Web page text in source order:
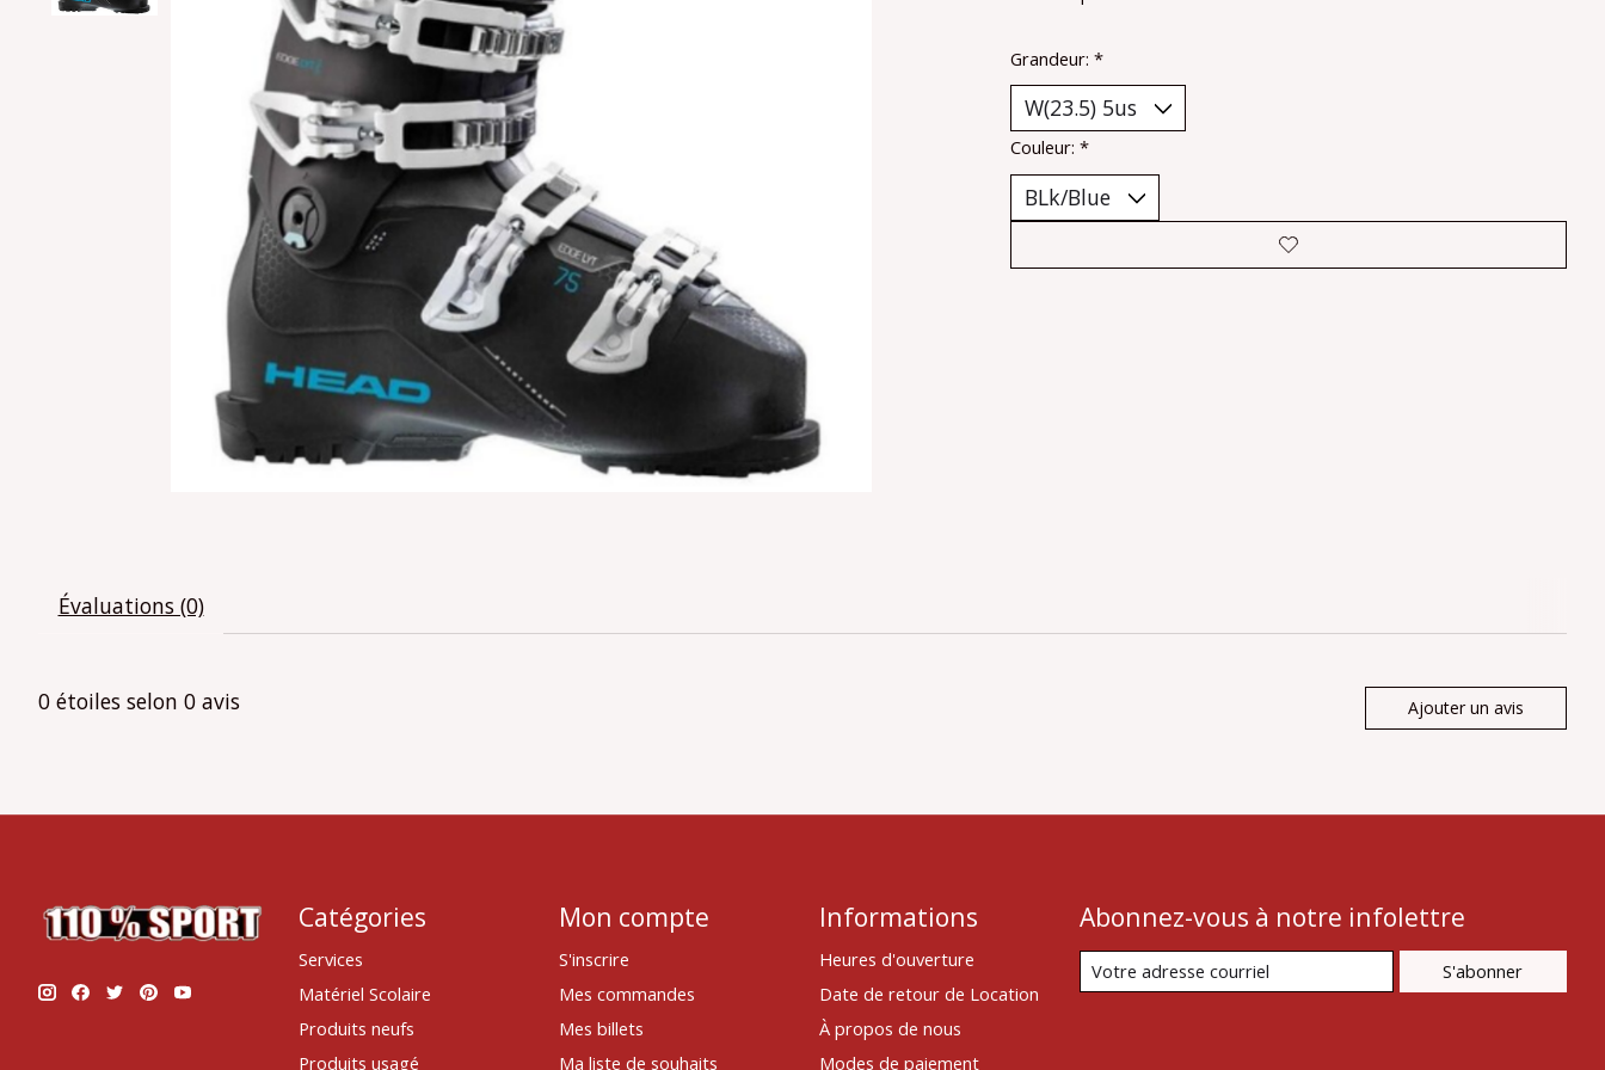
Grandeur: *
Couleur: *
Évaluations (0)
0 étoiles selon 0 avis Ajouter un avis
Catégories
Services
Matériel Scolaire
Produits neufs
Produits usagé
Mon compte
S'inscrire
Mes commandes
Mes billets
Ma liste de souhaits
Informations
Heures d'ouverture
Date de retour de Location
À propos de nous
Modes de paiement
Abonnez-vous à notre infolettre
S'abonner